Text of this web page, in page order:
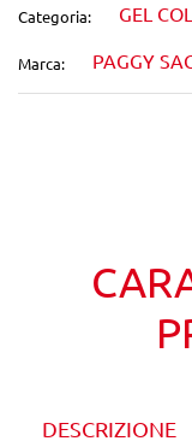
Categoria: GEL
Marca: PAGGY
DESCRIZIONE